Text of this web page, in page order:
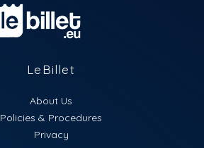
LeBillet
About Us
Policies & Procedures
Privacy